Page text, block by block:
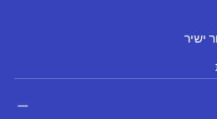
ישיר